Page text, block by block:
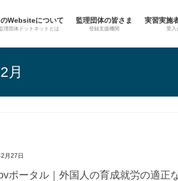
Websiteについて
理団体ドットネットとは
監理団体の皆さま
登録支援機関
実習実施
受入
月
月27日
ポータル｜外国人の育成就労の適正